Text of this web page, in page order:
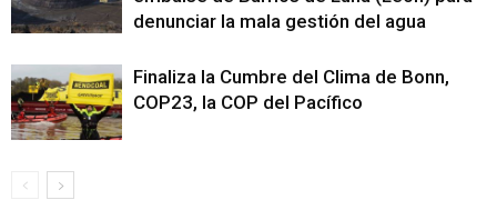
denunciar la mala gestión del agua
Finaliza la Cumbre del Clima de Bonn,
COP23, la COP del Pacífico